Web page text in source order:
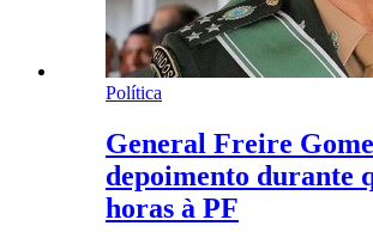
Política
General Freire
depoimento durante
horas à PF